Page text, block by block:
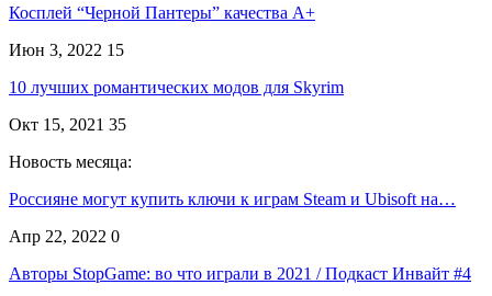
Косплей “Черной Пантеры” качества A+
Июн 3, 2022 15
10 лучших романтических модов для Skyrim
Окт 15, 2021 35
Новость месяца:
Россияне могут купить ключи к играм Steam и Ubisoft на…
Апр 22, 2022 0
Авторы StopGame: во что играли в 2021 / Подкаст Инвайт #4